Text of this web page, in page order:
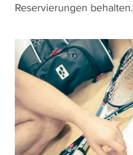
Reservierungen behalten.